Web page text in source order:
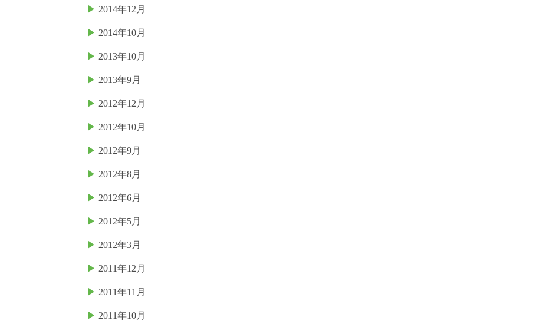
2014年12月
2014年10月
2013年10月
2013年9月
2012年12月
2012年10月
2012年9月
2012年8月
2012年6月
2012年5月
2012年3月
2011年12月
2011年11月
2011年10月